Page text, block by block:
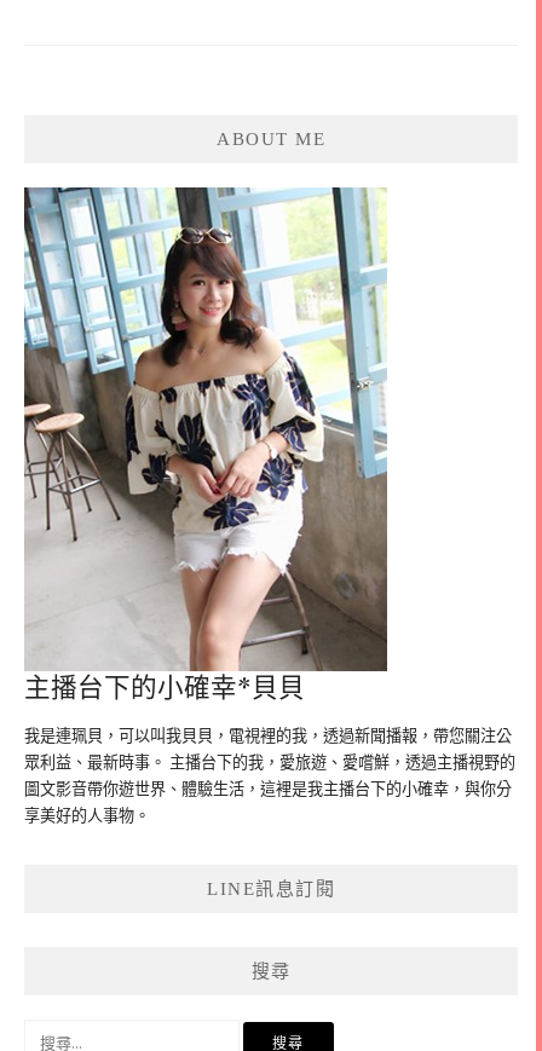
ABOUT ME
主播台下的小確幸*貝貝
我是連珮貝，可以叫我貝貝，電視裡的我，透過新聞播報，帶您關注公
眾利益、最新時事。 主播台下的我，愛旅遊、愛嚐鮮，透過主播視野的
圖文影音帶你遊世界、體驗生活，這裡是我主播台下的小確幸，與你分
享美好的人事物。
LINE訊息訂閱
搜尋